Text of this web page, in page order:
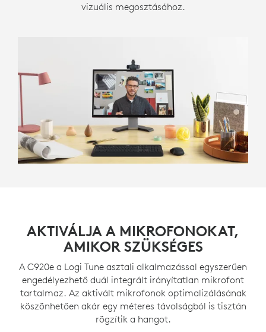
vizuális megosztásához.
AKTIVÁLJA A MIKROFONOKAT,
AMIKOR SZÜKSÉGES
A C920e a Logi Tune asztali alkalmazással egyszerűen
engedélyezhető duál integrált irányítatlan mikrofont
tartalmaz. Az aktivált mikrofonok optimalizálásának
köszönhetően akár egy méteres távolságból is tisztán
rögzítik a hangot.